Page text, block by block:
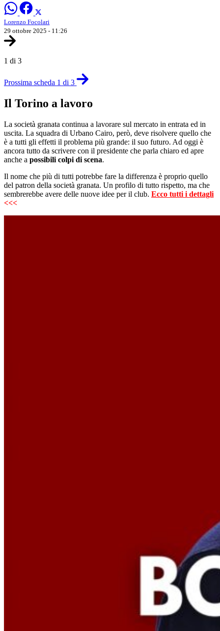
Lorenzo Focolari
29 ottobre 2025 - 11:26
1 di 3
Prossima scheda 1 di 3
Il Torino a lavoro
La società granata continua a lavorare sul mercato in entrata ed in
uscita. La squadra di Urbano Cairo, però, deve risolvere quello che
è a tutti gli effetti il problema più grande: il suo futuro. Ad oggi è
ancora tutto da scrivere con il presidente che parla chiaro ed apre
anche a possibili colpi di scena.
Il nome che più di tutti potrebbe fare la differenza è proprio quello
del patron della società granata. Un profilo di tutto rispetto, ma che
sembrerebbe avere delle nuove idee per il club. Ecco tutti i dettagli
<<<